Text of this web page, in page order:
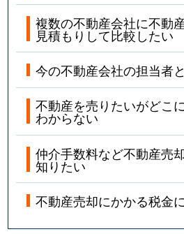
複数の不動産会社に不動
見積もりして比較したい
今の不動産会社の担当者
不動産を売りたいがどこ
わからない
仲介手数料など不動産売
知りたい
不動産売却にかかる税金